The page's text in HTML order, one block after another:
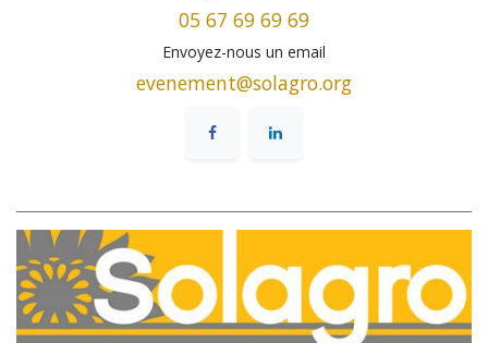
05 67 69 69 69
Envoyez-nous un email
evenement@solagro.org